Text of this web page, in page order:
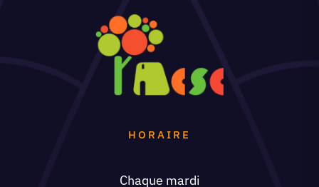
HORAIRE
Chaque mardi